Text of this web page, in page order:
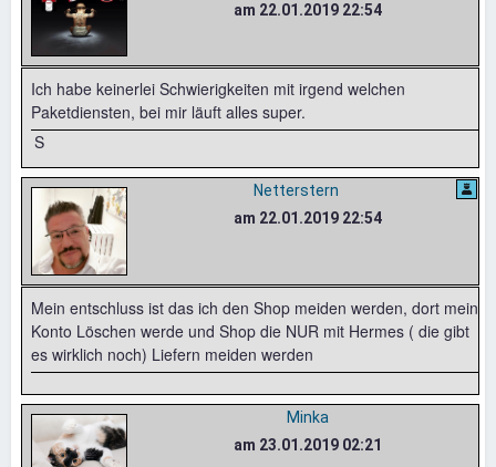
am 22.01.2019 22:54
Ich habe keinerlei Schwierigkeiten mit irgend welchen
Paketdiensten, bei mir läuft alles super.
S
Netterstern
am 22.01.2019 22:54
Mein entschluss ist das ich den Shop meiden werden, dort mein
Konto Löschen werde und Shop die NUR mit Hermes ( die gibt
es wirklich noch) Liefern meiden werden
Minka
am 23.01.2019 02:21